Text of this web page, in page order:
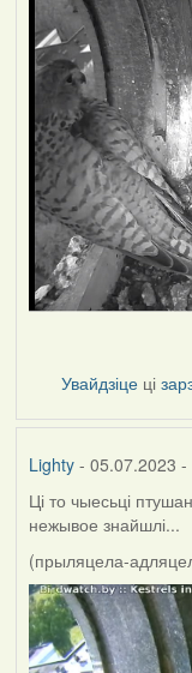
Увайдзіце ці
Lighty- 05.07.2023 -
Ці то чыесьці
нежывое знайшлі...
(прыляцела-